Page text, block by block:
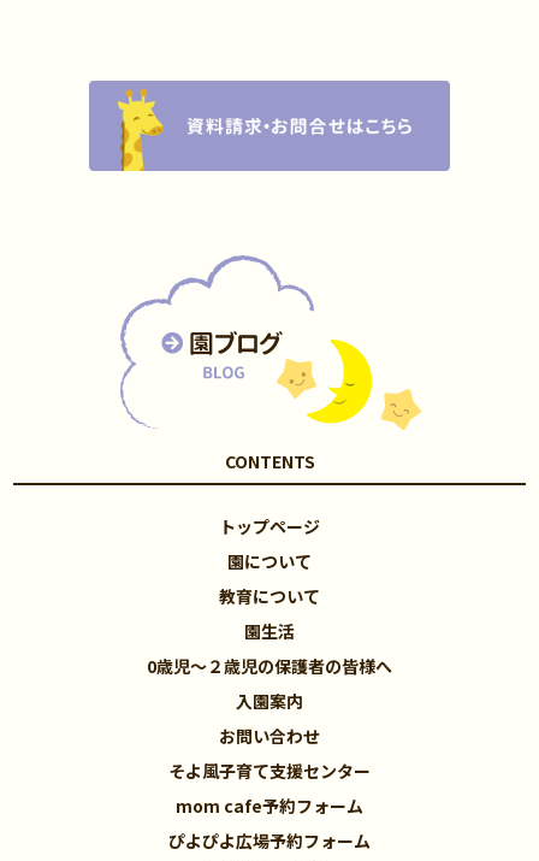
CONTENTS
トップページ
園について
教育について
園生活
0歳児～２歳児の保護者の皆様へ
入園案内
お問い合わせ
そよ風子育て支援センター
mom cafe予約フォーム
ぴよぴよ広場予約フォーム